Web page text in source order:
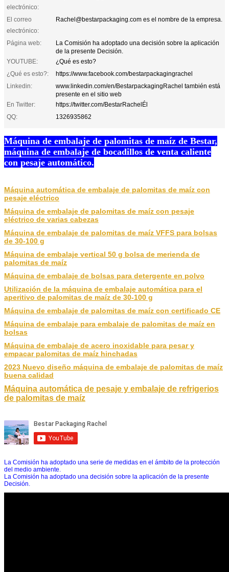
electrónico:
El correo
electrónico:
Rachel@bestarpackaging.com es el nombre de la empresa.
Página web:
La Comisión ha adoptado una decisión sobre la aplicación
de la presente Decisión.
YOUTUBE:
¿Qué es esto?
¿Qué es esto?:
https://www.facebook.com/bestarpackagingrachel
Linkedin:
www.linkedin.com/en/BestarpackagingRachel también está
presente en el sitio web
En Twitter:
https://twitter.com/BestarRachelÉl
QQ:
1326935862
Máquina de embalaje de palomitas de maíz de Bestar,
máquina de embalaje de bocadillos de venta caliente
con pesaje automático.
Máquina automática de embalaje de palomitas de maíz con
pesaje eléctrico
Máquina de embalaje de palomitas de maíz con pesaje
eléctrico de varias cabezas
Máquina de embalaje de palomitas de maíz VFFS para bolsas
de 30-100 g
Máquina de embalaje vertical 50 g bolsa de merienda de
palomitas de maíz
Máquina de embalaje de bolsas para detergente en polvo
Utilización de la máquina de embalaje automática para el
aperitivo de palomitas de maíz de 30-100 g
Máquina de embalaje de palomitas de maíz con certificado CE
Máquina de embalaje para embalaje de palomitas de maíz en
bolsas
Máquina de embalaje de acero inoxidable para pesar y
empacar palomitas de maíz hinchadas
2023 Nuevo diseño máquina de embalaje de palomitas de maíz
buena calidad
Máquina automática de pesaje y embalaje de refrigerios
de palomitas de maíz
La Comisión ha adoptado una serie de medidas en el ámbito de la protección
del medio ambiente.
La Comisión ha adoptado una decisión sobre la aplicación de la presente
Decisión.